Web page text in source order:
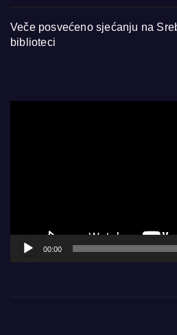
Veče posvećeno sjećanju na
biblioteci
00:00